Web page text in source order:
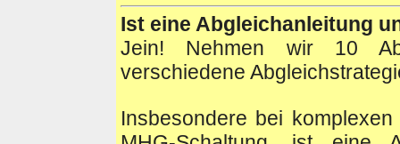
Ist eine Abgleichanleitung
Jein! Nehmen wir 10
verschiedene
Insbesondere bei